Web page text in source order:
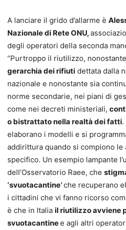
A lanciare il grido d’allarme è
Nazionale di Rete ONU,
degli operatori della seconda
“Purtroppo il riutilizzo,
gerarchia dei rifiuti dettata dalla
nazionale e nonostante sia
norme secondarie, nei piani di
come nei decreti ministeriali,
o bistrattato nella realtà dei fatti
elaborano i modelli e si
addirittura quando si compiono le
specifico. Un esempio lampante
dell’Osservatorio Raee, che
‘svuotacantine’che recuperano
i cittadini che vi fanno ricorso
è che in Italia il riutilizzo avviene
svuotacantinee agli altri